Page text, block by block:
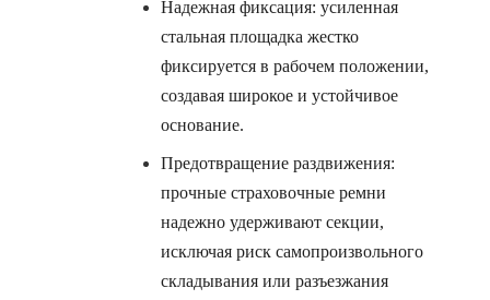
Надежная фиксация: усиленная
стальная площадка жестко
фиксируется в рабочем положении,
создавая широкое и устойчивое
основание.
Предотвращение раздвижения:
прочные страховочные ремни
надежно удерживают секции,
исключая риск самопроизвольного
складывания или разъезжания